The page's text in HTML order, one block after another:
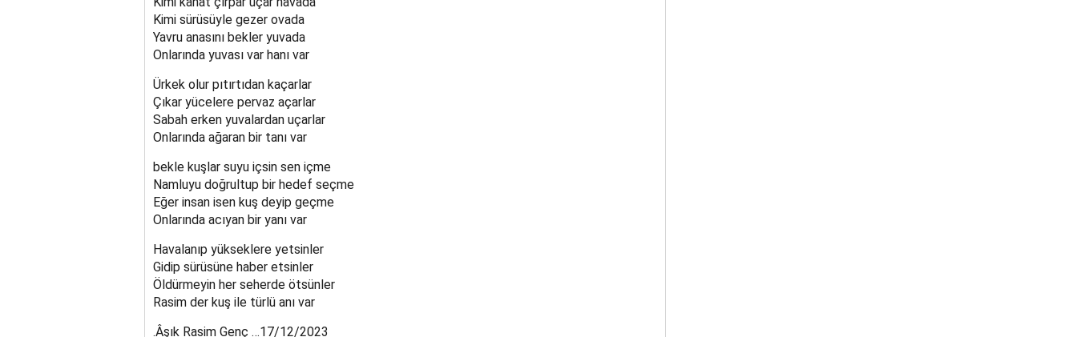
Kimi sürüsüyle gezer ovada
Yavru anasını bekler yuvada
Onlarında yuvası var hanı var
Ürkek olur pıtırtıdan kaçarlar
Çıkar yücelere pervaz açarlar
Sabah erken yuvalardan uçarlar
Onlarında ağaran bir tanı var
bekle kuşlar suyu içsin sen içme
Namluyu doğrultup bir hedef seçme
Eğer insan isen kuş deyip geçme
Onlarında acıyan bir yanı var
Havalanıp yükseklere yetsinler
Gidip sürüsüne haber etsinler
Öldürmeyin her seherde ötsünler
Rasim der kuş ile türlü anı var
.Âşık Rasim Genç …17/12/2023